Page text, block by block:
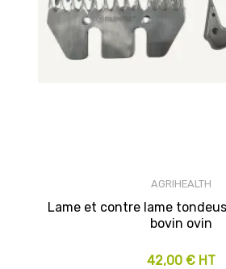
AGRIHEALTH
Lame et contre lame
bovin ovin
42,00 € HT